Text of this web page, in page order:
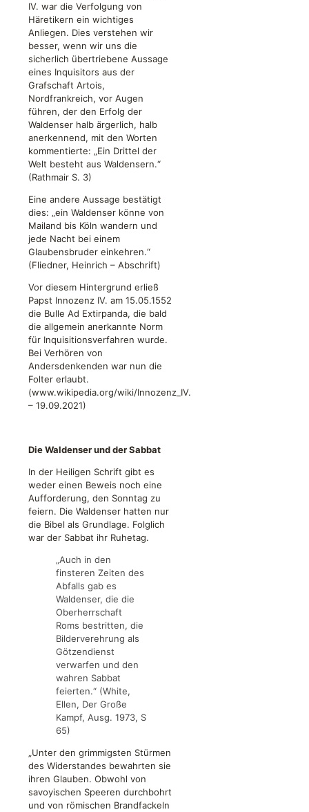
IV. war die Verfolgung von
Häretikern ein wichtiges
Anliegen. Dies verstehen wir
besser, wenn wir uns die
sicherlich übertriebene Aussage
eines Inquisitors aus der
Grafschaft Artois,
Nordfrankreich, vor Augen
führen, der den Erfolg der
Waldenser halb ärgerlich, halb
anerkennend, mit den Worten
kommentierte: „Ein Drittel der
Welt besteht aus Waldensern.“
(Rathmair S. 3)
Eine andere Aussage bestätigt
dies: „ein Waldenser könne von
Mailand bis Köln wandern und
jede Nacht bei einem
Glaubensbruder einkehren.“
(Fliedner, Heinrich – Abschrift)
Vor diesem Hintergrund erließ
Papst Innozenz IV. am 15.05.1552
die Bulle Ad Extirpanda, die bald
die allgemein anerkannte Norm
für Inquisitionsverfahren wurde.
Bei Verhören von
Andersdenkenden war nun die
Folter erlaubt.
(www.wikipedia.org/wiki/Innozenz_IV.
– 19.09.2021)
Die Waldenser und der Sabbat
In der Heiligen Schrift gibt es
weder einen Beweis noch eine
Aufforderung, den Sonntag zu
feiern. Die Waldenser hatten nur
die Bibel als Grundlage. Folglich
war der Sabbat ihr Ruhetag.
„Auch in den
finsteren Zeiten des
Abfalls gab es
Waldenser, die die
Oberherrschaft
Roms bestritten, die
Bilderverehrung als
Götzendienst
verwarfen und den
wahren Sabbat
feierten.“ (White,
Ellen, Der Große
Kampf, Ausg. 1973, S
65)
„Unter den grimmigsten Stürmen
des Widerstandes bewahrten sie
ihren Glauben. Obwohl von
savoyischen Speeren durchbohrt
und von römischen Brandfackeln